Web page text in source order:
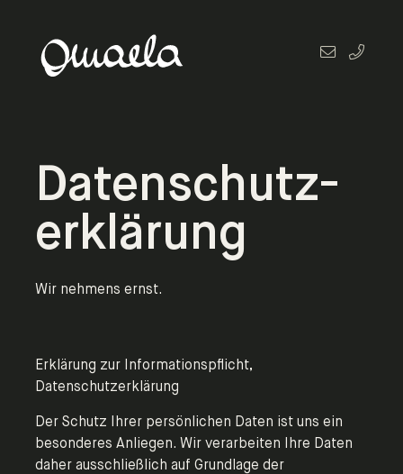
Datenschutz-
erklärung
Wir nehmens ernst.
Erklärung zur Informationspflicht,
Datenschutzerklärung
Der Schutz Ihrer persönlichen Daten ist uns ein
besonderes Anliegen. Wir verarbeiten Ihre Daten
daher ausschließlich auf Grundlage der